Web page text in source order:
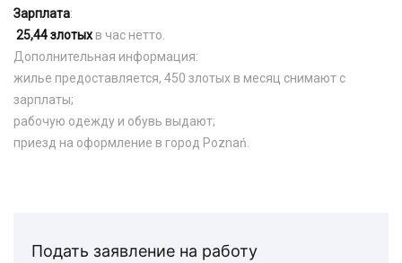
Зарплата:
25,44 злотых в час нетто.
Дополнительная информация:
жилье предоставляется, 450 злотых в месяц снимают с
зарплаты;
рабочую одежду и обувь выдают;
приезд на оформление в город Poznań.
Подать заявление на работу